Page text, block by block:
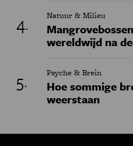
Natuur & Milieu
wereldwijd na
Psyche & Brein
Hoe sommige
weerstaan